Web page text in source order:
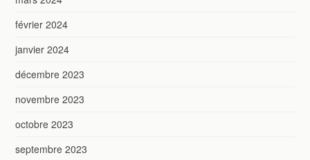
février 2024
janvier 2024
décembre 2023
novembre 2023
octobre 2023
septembre 2023